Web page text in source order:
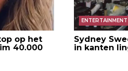
op het
40.000
ENTERTAINMENT
Sydney
in kanten